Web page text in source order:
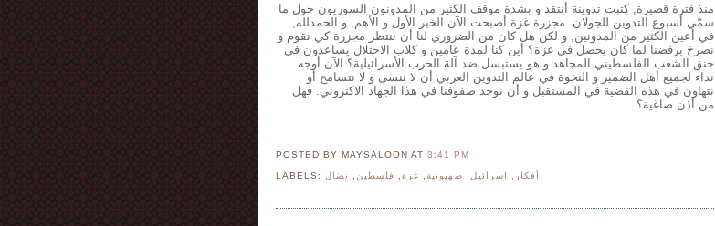
منذ فترة قصيرة, كتبت تدوينة أنتقد و بشدة موقف الكثير من المدونون السوريون حول ما
سمّي أسبوع التدوين للجولان. مجزرة غزة أصبحت الآن الخبر الأول و الأهم, و الحمدلله,
في أعين الكثير من المدونين, و لكن هل كان من الضروري لنا أن ننتظر مجزرة كي نقوم و
نصرخ برفضنا لما كان يحصل في غزة؟ أين كنا لمدة عامين و كلاب الاحتلال يساعدون في
خنق الشعب الفلسطيني المجاهد و هو يستبسل ضد آلة الحرب الأسرائيلية؟ الآن أوجه
نداء لجميع أهل الضمير و النخوة في عالم التدوين العربي أن لا ننسى و لا نتسامح أو
نتهاون في هذه القضية في المستقبل و أن نوحد صفوفنا في هذا الجهاد الاكتروني. فهل
من أذن صاغية؟
POSTED BY MAYSALOONAT3:41 PM
LABELS: أفكار اسرائيل صهيونية, غزة, فلسطين نضال